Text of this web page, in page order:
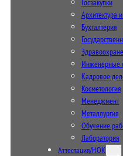
Архитектура
Бухгалтерия
Инженерные
Кадровое
Косметология
Менеджмент
Металлургия
Обучение
Лаборатория
Аттестация/НОК